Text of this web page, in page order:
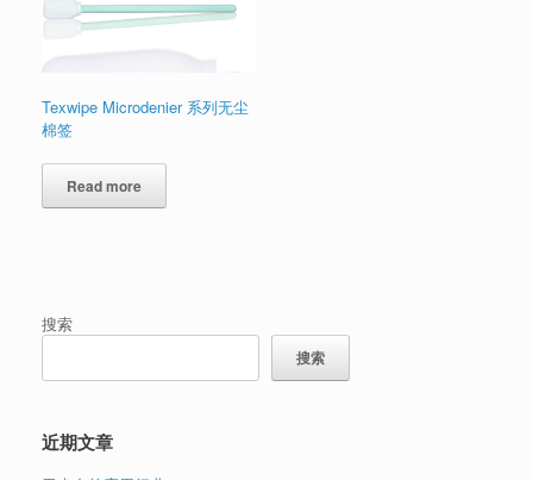
Texwipe Microdenier 系列无尘
棉签
Read more
搜索
搜索
近期文章